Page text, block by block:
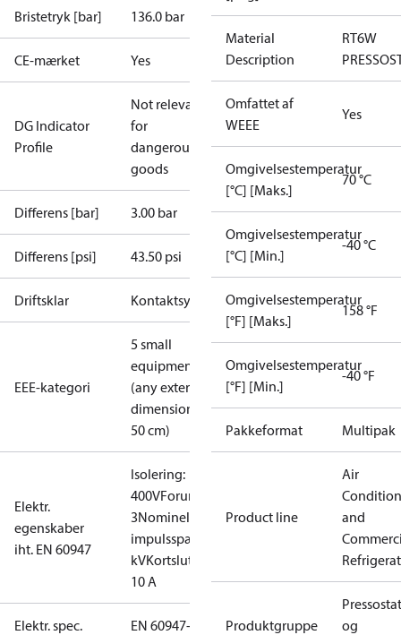
Bristetryk [bar] 136.0 bar
CE-mærket Yes
DG Indicator
Profile
Not relevant
for
dangerous
goods
Differens [bar] 3.00 bar
Differens [psi] 43.50 psi
Driftsklar Kontaktsystemer
EEE-kategori
5 small
equipment
(any external
dimension <
50 cm)
Elektr.
egenskaber
iht. EN 60947
Isolering:
400VForureningsgrad:
3Nominel
impulsspænding: 4
kVKortslutningssikring,
10 A
Elektr. spec.
EN 60947-
Material
Description
RT6W
Omfattet af
WEEE
Yes
Omgivelsestemperatur
[°C] [Maks.]
70 °C
Omgivelsestemperatur
[°C] [Min.]
-40 °C
Omgivelsestemperatur
[°F] [Maks.]
158 °F
Omgivelsestemperatur
[°F] [Min.]
-40 °F
Pakkeformat Multipak
Product line
Air
and
Produktgruppe
og